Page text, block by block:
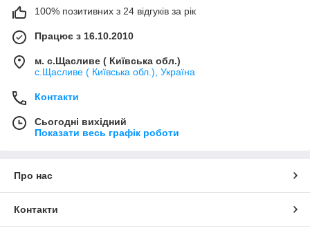
100% позитивних з 24 відгуків за рік
Працює з 16.10.2010
м. с.Щасливе ( Київська обл.)
с.Щасливе ( Київська обл.), Україна
Контакти
Сьогодні вихідний
Показати весь графік роботи
Про нас
Контакти